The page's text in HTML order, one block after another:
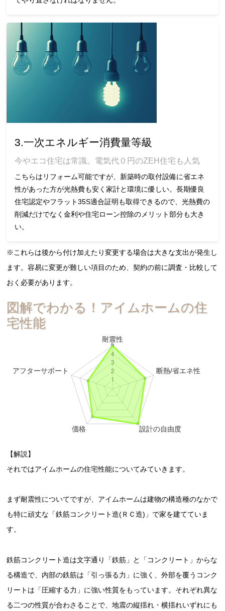
3.一次エネルギー消費量等級
今やエコ住宅は常識。電気代０円のZEH住宅も人気
こちらはリフォーム可能ですが、新築時の取付設備に省エネ
性があった方が光熱費も安く家計と環境に優しい。長期優良
住宅認定やフラット35S適合証明も取得できるので、光熱費の
削減だけでなく金利や住宅ローン控除のメリット部分も大き
い。
※これらは後から付け加えたり変更する場合は大きな支出が発生し
ます。容易に変更が難しい項目のため、契約の前に調査・比較して
おく必要があります。
図解でわかる！アイムホームの住
宅性能
【解説】
それではアイムホームの住宅性能についてみていきます。
まず耐震性についてですが、アイムホームは建物の構造種のなかで
も特に頑丈な「鉄筋コンクリート造(ＲＣ造)」で家を建てていま
す。
鉄筋コンクリート造は文字通り「鉄筋」と「コンクリート」からな
る構造で、内部の鉄筋は「引っ張る力」に強く、外部を覆うコンク
リートは「圧縮する力」に強い性質をもっています。それぞれ異な
る二つの性質が合わさることで、地震の縦揺れ・横揺れいずれにも